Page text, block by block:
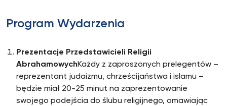
Program Wydarzenia
Prezentacje Przedstawicieli Religii
AbrahamowychKażdy z zaproszonych prelegentów –
reprezentant judaizmu, chrześcijaństwa i islamu –
będzie miał 20-25 minut na zaprezentowanie
swojego podejścia do ślubu religijnego, omawiając